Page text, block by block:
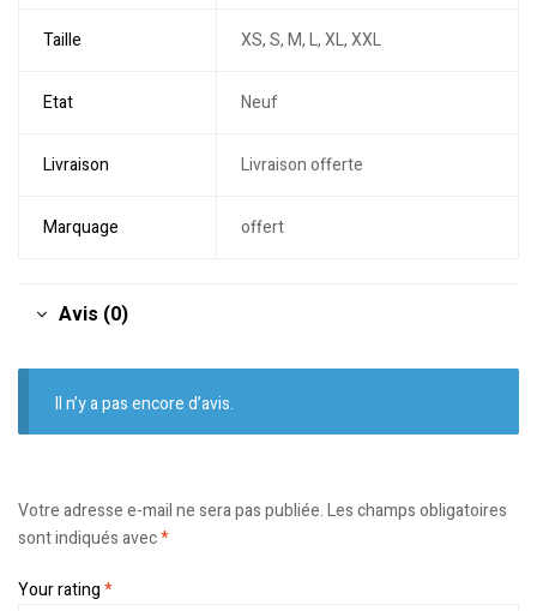
Taille XS, S, M, L, XL, XXL
Etat Neuf
Livraison Livraison offerte
Marquage offert
Avis (0)
Il n’y a pas encore d’avis.
Votre adresse e-mail ne sera pas publiée.Les champs obligatoires
sont indiqués avec*
Your rating*